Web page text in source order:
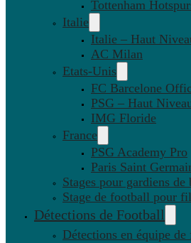
Tottenham
Italie
Italie – Haut
AC Milan
Etats-Unis
FC Barcelone
PSG – Haut
IMG Floride
France
PSG Academy Pro
Paris Saint
Stages pour gardiens de
Stage de football pour
Détections de Football
Détections en équipe de